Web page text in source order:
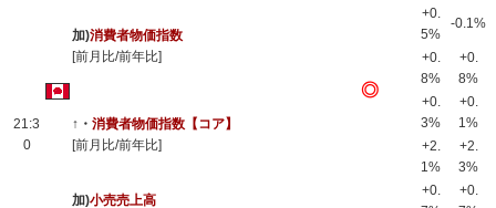
21:3
0
加)消費者物価指数
[前月比/前年比]
◎
+0.
5%
-0.1%
+0.
8%
+0.
8%
↑・ 消費者物価指数【コア】
[前月比/前年比]
+0.
3%
+0.
1%
+2.
1%
+2.
3%
加)小売売上高
+0.
+0.